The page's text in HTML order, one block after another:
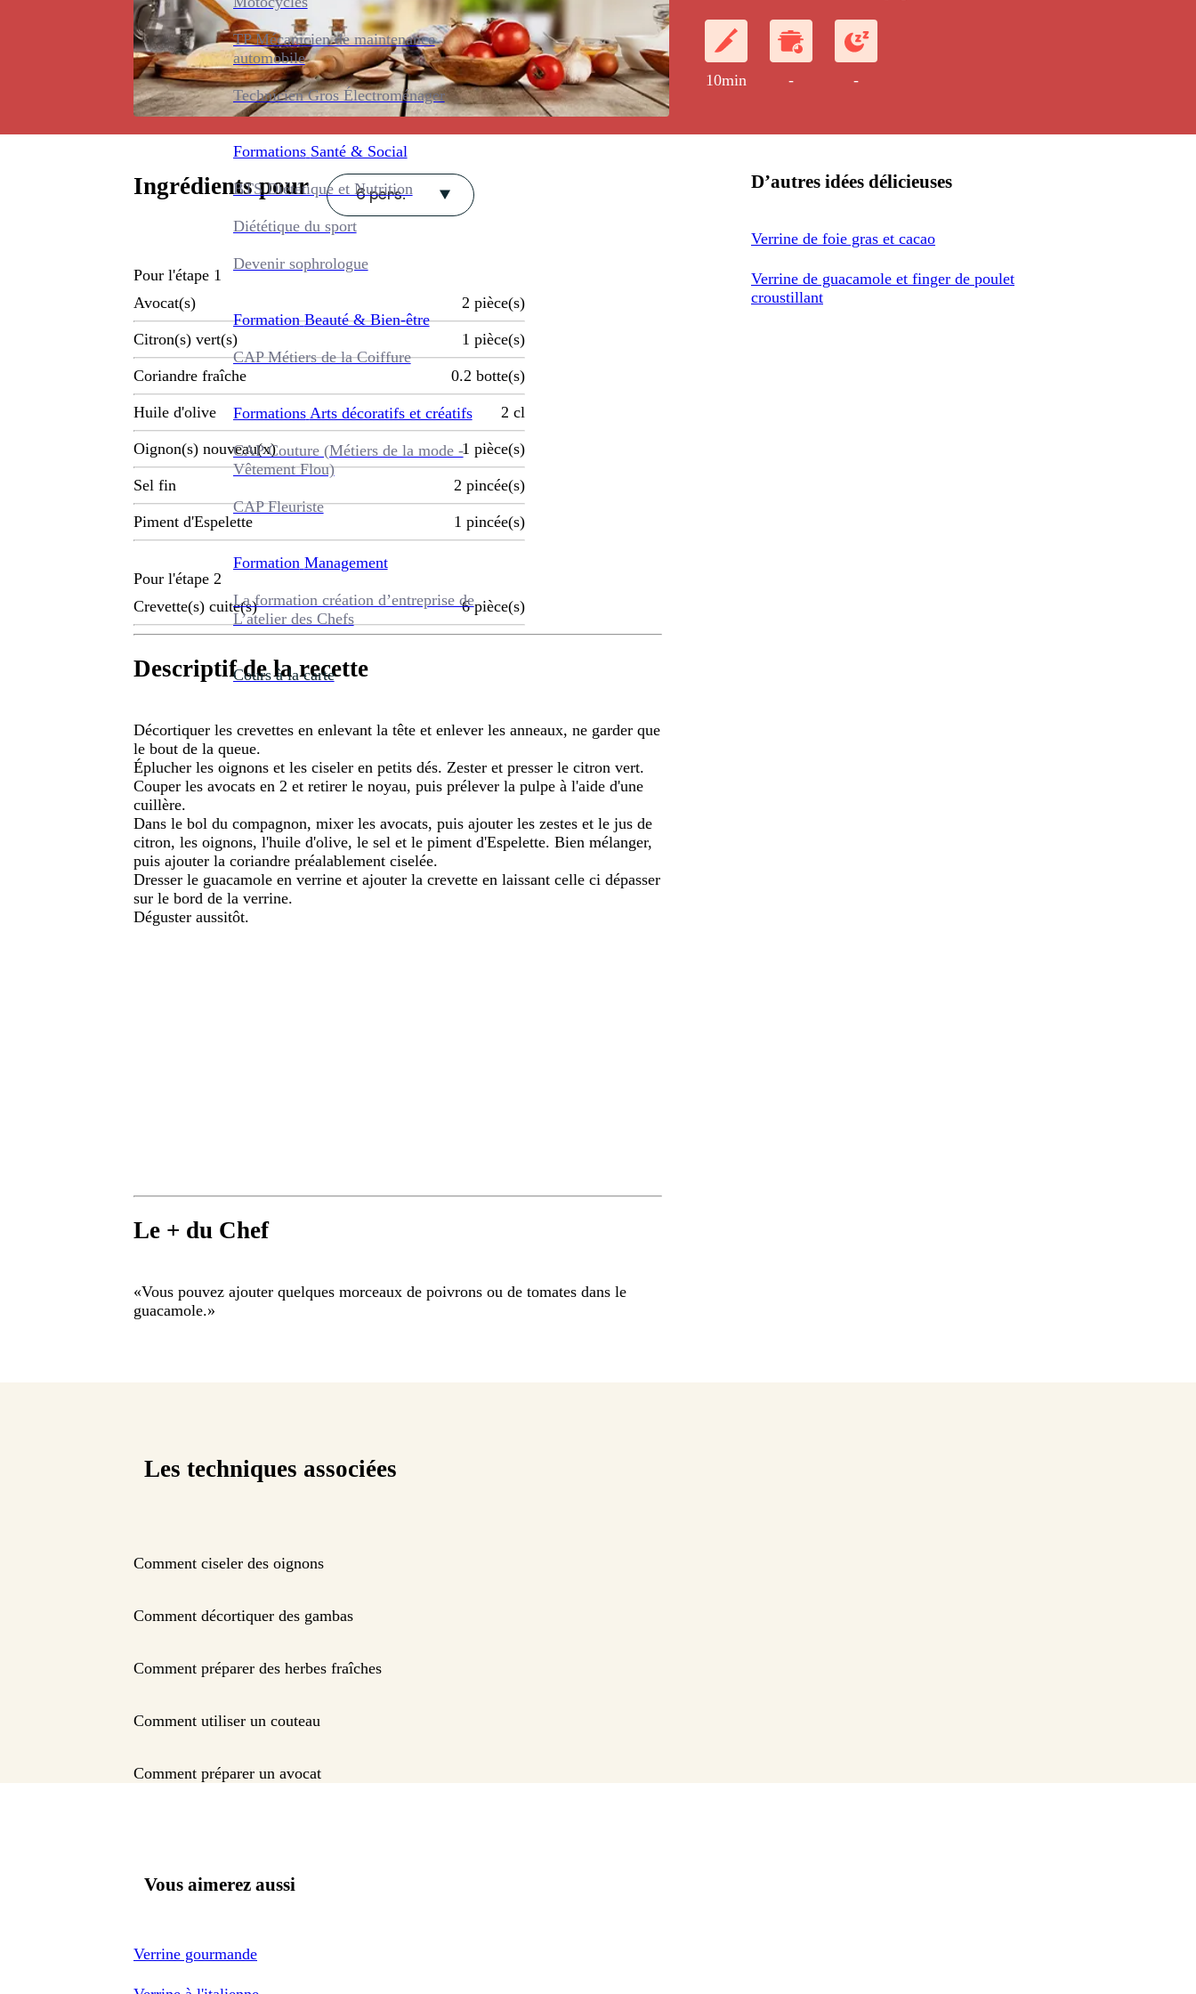
TP Mécanicien de maintenance
automobile
Technicien Gros Électroménager
Formations Santé & Social
BTS Diététique et Nutrition
Diététique du sport
Devenir sophrologue
Formation Beauté & Bien-être
CAP Métiers de la Coiffure
Formations Arts décoratifs et créatifs
CAP Couture (Métiers de la mode -
Vêtement Flou)
CAP Fleuriste
Formation Management
La formation création d’entreprise de
L’atelier des Chefs
Cours à la carte
10min - -
Ingrédients pour 6 pers.
Pour l'étape 1
Avocat(s)
2 pièce(s)
Citron(s) vert(s) 1 pièce(s)
Coriandre fraîche 0.2 botte(s)
Huile d'olive 2 cl
Oignon(s) nouveau(x) 1 pièce(s)
Sel fin 2 pincée(s)
Piment d'Espelette 1 pincée(s)
Pour l'étape 2
Crevette(s) cuite(s)
6 pièce(s)
Descriptif de la recette
Décortiquer les crevettes en enlevant la tête et enlever les anneaux, ne garder que
le bout de la queue.
Éplucher les oignons et les ciseler en petits dés. Zester et presser le citron vert.
Couper les avocats en 2 et retirer le noyau, puis prélever la pulpe à l'aide d'une
cuillère.
Dans le bol du compagnon, mixer les avocats, puis ajouter les zestes et le jus de
citron, les oignons, l'huile d'olive, le sel et le piment d'Espelette. Bien mélanger,
puis ajouter la coriandre préalablement ciselée.
Dresser le guacamole en verrine et ajouter la crevette en laissant celle ci dépasser
sur le bord de la verrine.
Déguster aussitôt.
Le + du Chef
«Vous pouvez ajouter quelques morceaux de poivrons ou de tomates dans le
guacamole.»
D’autres idées délicieuses
Verrine de foie gras et cacao
Verrine de guacamole et finger de poulet
croustillant
Les techniques associées
Comment ciseler des oignons
Comment décortiquer des gambas
Comment préparer des herbes fraîches
Comment utiliser un couteau
Comment préparer un avocat
Vous aimerez aussi
Verrine gourmande